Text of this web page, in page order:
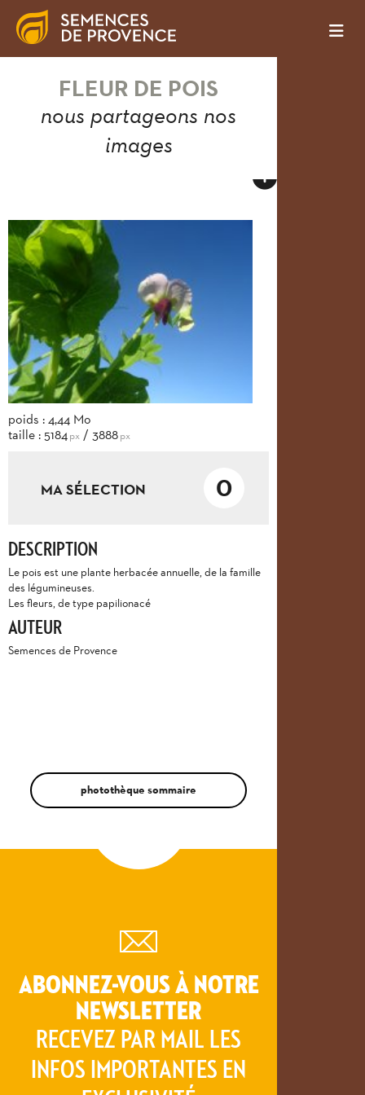
FLEUR DE POIS
nous partageons nos
images
poids : 4,44 Mo
taille : 5184px / 3888px
MA SÉLECTION 0
DESCRIPTION
Le pois est une plante herbacée annuelle, de la famille
des légumineuses.
Les fleurs, de type papilionacé
AUTEUR
Semences de Provence
photothèque sommaire
ABONNEZ-VOUS À NOTRE
NEWSLETTER
RECEVEZ PAR MAIL LES
INFOS IMPORTANTES EN